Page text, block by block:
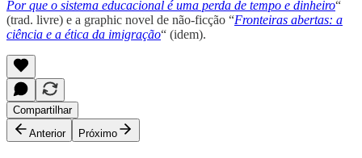
Por que o sistema educacional é uma perda de tempo e dinheiro“
(trad. livre) e a graphic novel de não-ficção “Fronteiras abertas: a
ciência e a ética da imigração“ (idem).
Compartilhar
Anterior
Próximo